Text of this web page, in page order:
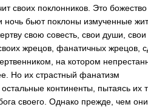
своих поклонников. Это
бьют поклоны измученные
свою совесть, свои души, свои
жрецов, фанатичных жрецов,
на котором
Но их страстный фанатизм
континенты, пытаясь их
своего. Однако прежде, чем